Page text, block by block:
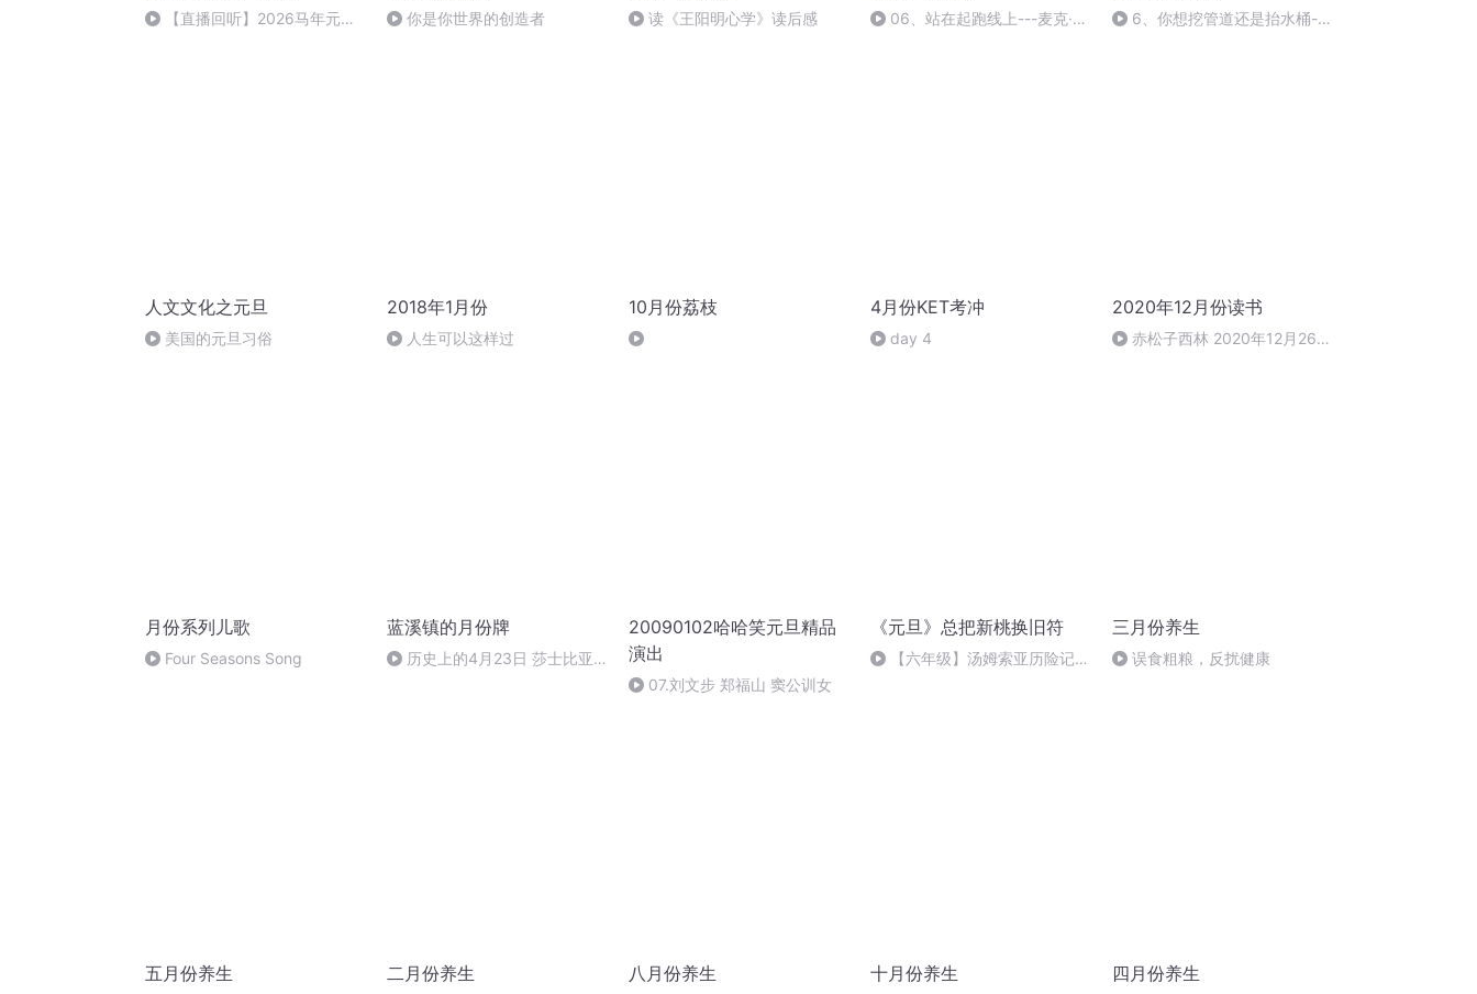
【直播回听】2026马年元旦
你是你世界的创造者 读《王阳明心学》读后感
06、站在起跑线上---麦克·威
6、你想挖管道还是抬水桶---
人文文化之元旦
美国的元旦习俗
2018年1月份
人生可以这样过
10月份荔枝 4月份KET考冲
day 4
2020年12月份读书
赤松子西林 2020年12月26日
月份系列儿歌
Four Seasons Song
蓝溪镇的月份牌
历史上的4月23日 莎士比亚
20090102哈哈笑元旦精品
演出
07.刘文步 郑福山 窦公训女
《元旦》总把新桃换旧符
【六年级】汤姆索亚历险记
三月份养生
误食粗粮，反扰健康
五月份养生 二月份养生 八月份养生 十月份养生 四月份养生